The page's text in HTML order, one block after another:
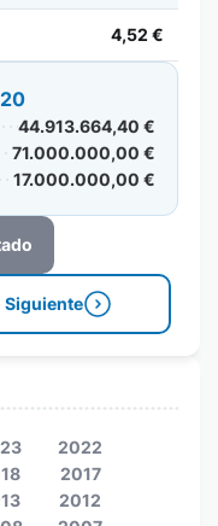
4,52 €
44.913.664,40 €
71.000.000,00 €
17.000.000,00 €
Siguiente
2022
2017
2012